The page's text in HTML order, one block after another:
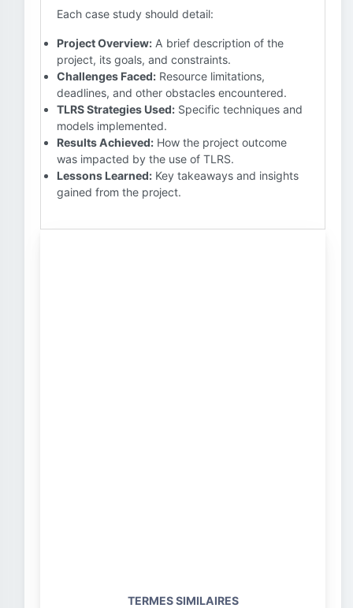
Each case study should detail:
Project Overview: A brief description of the
project, its goals, and constraints.
Challenges Faced: Resource limitations,
deadlines, and other obstacles encountered.
TLRS Strategies Used: Specific techniques and
models implemented.
Results Achieved: How the project outcome
was impacted by the use of TLRS.
Lessons Learned: Key takeaways and insights
gained from the project.
TERMES SIMILAIRES